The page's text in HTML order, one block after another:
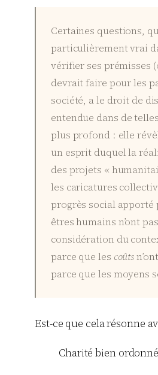
Certaines questions,
particulièrement vrai
vérifier ses prémisses
devrait faire pour les
société, a le droit de
entendue dans de
plus profond : elle
un esprit duquel la
des projets «
les caricatures
progrès social apporté
êtres humains n’ont
considération du
parce que les coûts
parce que les moyens
Est-ce que cela résonne
Charité bien